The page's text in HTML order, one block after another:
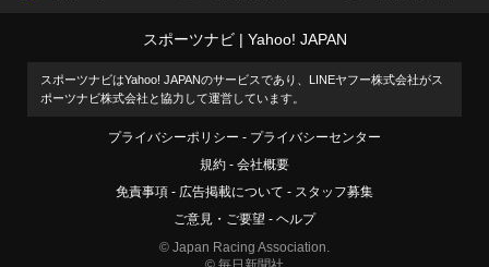
スポーツナビ Yahoo! JAPAN
スポーツナビはYahoo! JAPANのサービスであり、LINEヤフー株式会社がス
ポーツナビ株式会社と協力して運営しています。
プライバシーポリシー
プライバシーセンター
規約
会社概要
免責事項
広告掲載について
スタッフ募集
ご意見・ご要望
ヘルプ
© Japan Racing Association.